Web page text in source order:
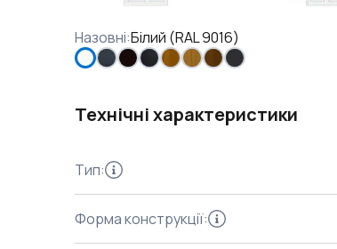
Назовні:Білий (RAL 9016)
Технічні характеристики
Тип:
Форма конструкції: